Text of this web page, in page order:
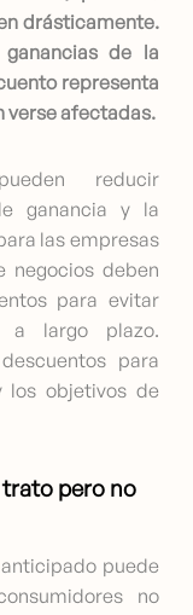
drásticamente.
de la
representa
verse afectadas.
reducir
ganancia y la
las empresas
negocios deben
para evitar
a largo plazo.
para
los objetivos de
trato pero no
puede
no